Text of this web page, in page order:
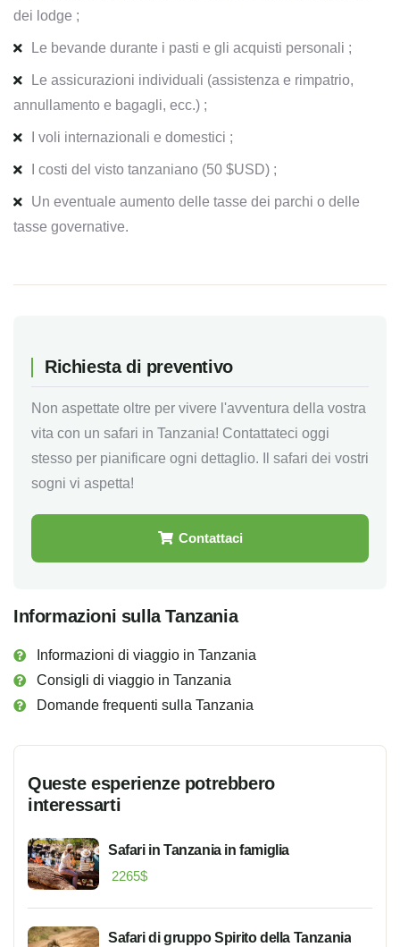
dei lodge ;
Le bevande durante i pasti e gli acquisti personali ;
Le assicurazioni individuali (assistenza e rimpatrio,
annullamento e bagagli, ecc.) ;
I voli internazionali e domestici ;
I costi del visto tanzaniano (50 $USD) ;
Un eventuale aumento delle tasse dei parchi o delle
tasse governative.
Richiesta di preventivo
Non aspettate oltre per vivere l'avventura della vostra
vita con un safari in Tanzania! Contattateci oggi
stesso per pianificare ogni dettaglio. Il safari dei vostri
sogni vi aspetta!
Contattaci
Informazioni sulla Tanzania
Informazioni di viaggio in Tanzania
Consigli di viaggio in Tanzania
Domande frequenti sulla Tanzania
Queste esperienze potrebbero
interessarti
Safari in Tanzania in famiglia
2265$
Safari di gruppo Spirito della Tanzania